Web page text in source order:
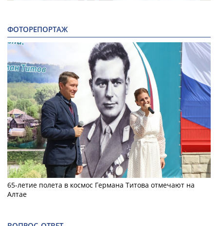
ФОТОРЕПОРТАЖ
65-летие полета в космос Германа Титова отмечают на
Алтае